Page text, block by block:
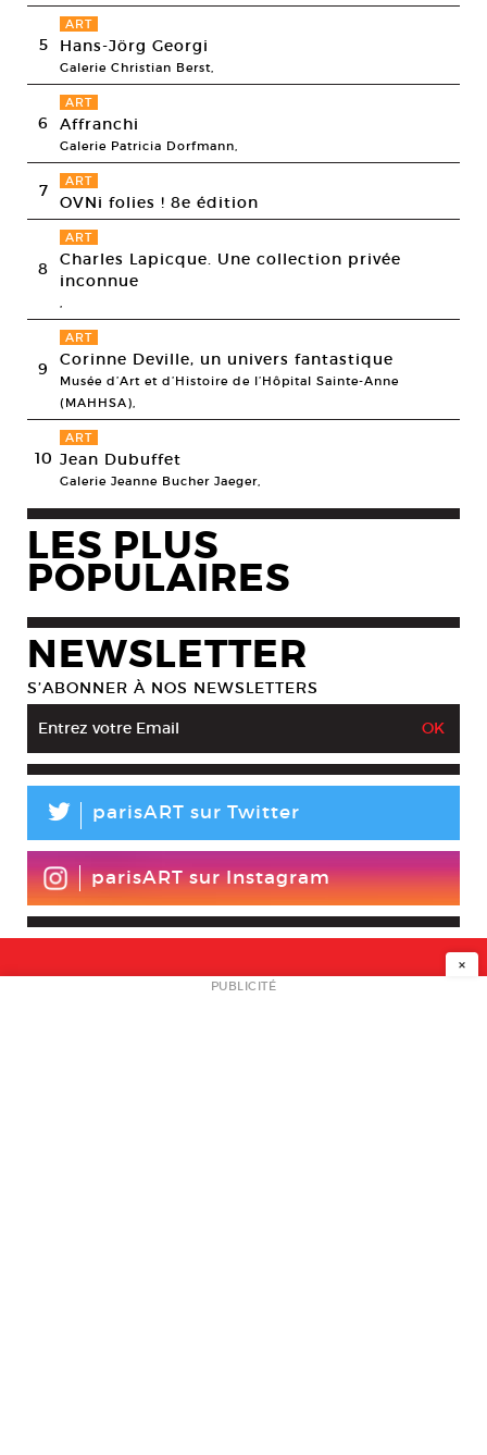
5
ART
Hans-Jörg Georgi
Galerie Christian Berst,
6
ART
Affranchi
Galerie Patricia Dorfmann,
7 ART
OVNi folies ! 8e édition
8
ART
Charles Lapicque. Une collection privée
inconnue
,
9
ART
Corinne Deville, un univers fantastique
Musée d’Art et d’Histoire de l’Hôpital Sainte-Anne
(MAHHSA),
10
ART
Jean Dubuffet
Galerie Jeanne Bucher Jaeger,
LES PLUS
POPULAIRES
NEWSLETTER
S’ABONNER À NOS NEWSLETTERS
L parisART sur Twitter
parisART sur Instagram
NEWSLETTER
×
PUBLICITÉ